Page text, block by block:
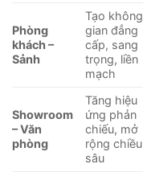
Phòng
khách –
Sảnh
Tạo không
gian đẳng
cấp, sang
trọng, liền
mạch
Showroom
– Văn
phòng
Tăng hiệu
ứng phản
chiếu, mở
rộng chiều
sâu